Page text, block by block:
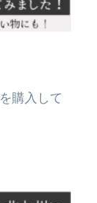
購入して